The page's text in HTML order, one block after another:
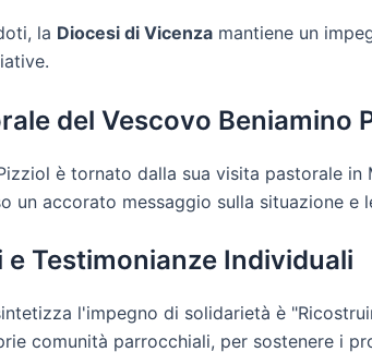
la Diocesi di Vicenza mantiene un
del Vescovo Beniamino
è tornato dalla sua visita pastorale
un accorato messaggio sulla situazione e
e Testimonianze Individuali
l'impegno di solidarietà è
comunità parrocchiali, per sostenere i